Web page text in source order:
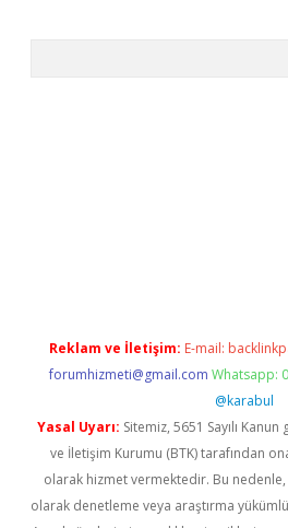
Reklam ve İletişim: E-mail:
forumhizmeti@gmail.com Whatsapp:
@karabul
Yasal Uyarı: Sitemiz, 5651 Sayılı
ve İletişim Kurumu (BTK) tarafından
olarak hizmet vermektedir. Bu
olarak denetleme veya araştırma